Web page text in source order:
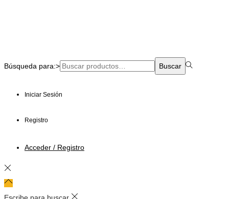
Búsqueda para:> Buscar
Iniciar Sesión
Registro
Acceder / Registro
Escribe para buscar